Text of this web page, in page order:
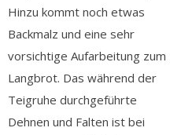
Hinzu kommt noch etwas
Backmalz und eine sehr
vorsichtige Aufarbeitung zum
Langbrot. Das während der
Teigruhe durchgeführte
Dehnen und Falten ist bei